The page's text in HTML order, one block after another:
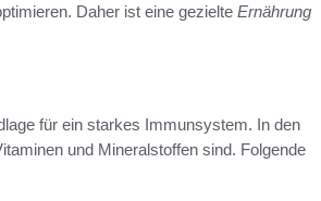
Daher ist eine gezielte Ernährung
für ein starkes Immunsystem. In den
und Mineralstoffen sind. Folgende